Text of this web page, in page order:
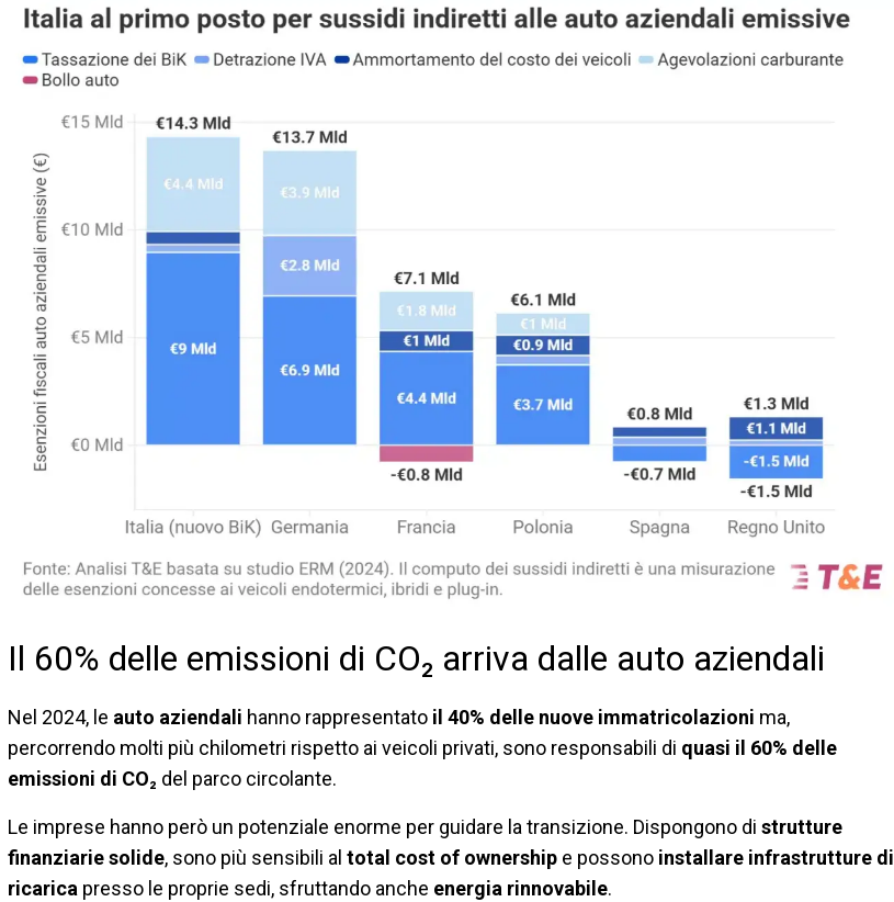
Il 60% delle emissioni di CO₂ arriva dalle auto aziendali
Nel 2024, le auto aziendali hanno rappresentato il 40% delle nuove immatricolazioni ma,
percorrendo molti più chilometri rispetto ai veicoli privati, sono responsabili di quasi il 60% delle
emissioni di CO₂ del parco circolante.
Le imprese hanno però un potenziale enorme per guidare la transizione. Dispongono di strutture
finanziarie solide, sono più sensibili al total cost of ownership e possono installare infrastrutture di
ricarica presso le proprie sedi, sfruttando anche energia rinnovabile.